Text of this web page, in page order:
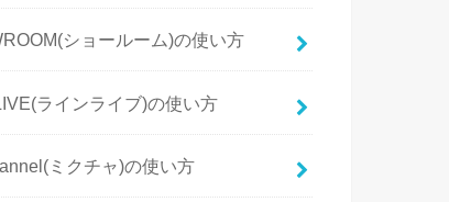
ショールーム)の使い方
ラインライブ)の使い方
ミクチャ)の使い方